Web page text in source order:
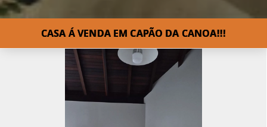
CASA Á VENDA EM CAPÃO DA CANOA!!!